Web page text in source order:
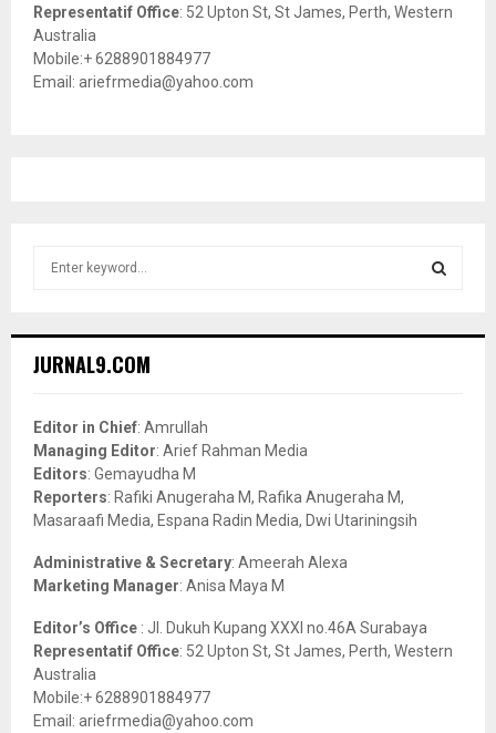
Representatif Office: 52 Upton St, St James, Perth, Western
Australia
Mobile:+ 6288901884977
Email: ariefrmedia@yahoo.com
h
o
r
:
JURNAL9.COM
Editor in Chief: Amrullah
Managing Editor: Arief Rahman Media
Editors: Gemayudha M
Reporters: Rafiki Anugeraha M, Rafika Anugeraha M,
Masaraafi Media, Espana Radin Media, Dwi Utariningsih
Administrative & Secretary: Ameerah Alexa
Marketing Manager: Anisa Maya M
Editor’s Office : Jl. Dukuh Kupang XXXI no.46A Surabaya
Representatif Office: 52 Upton St, St James, Perth, Western
Australia
Mobile:+ 6288901884977
Email: ariefrmedia@yahoo.com